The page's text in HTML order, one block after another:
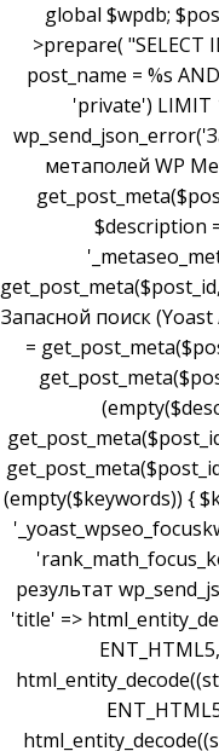
global $wpdb;
>prepare( "SELECT
post_name = %s
'private') LIMIT
метаполей WP
$description
Запасной поиск
=
(empty($keywords)) {
результат
'title' =>